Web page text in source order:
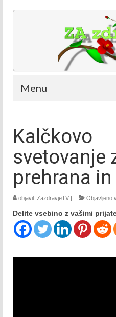
Menu
Ekipa
Ekipa – Nataša
Ekipa – Ana Bešter
Ekipa – Dino Bešter
Oddaje
Kalčkovo
svetovanje
prehrana
objavil: ZazdravjeTV | Objavljeno
Delite vsebino z vašimi